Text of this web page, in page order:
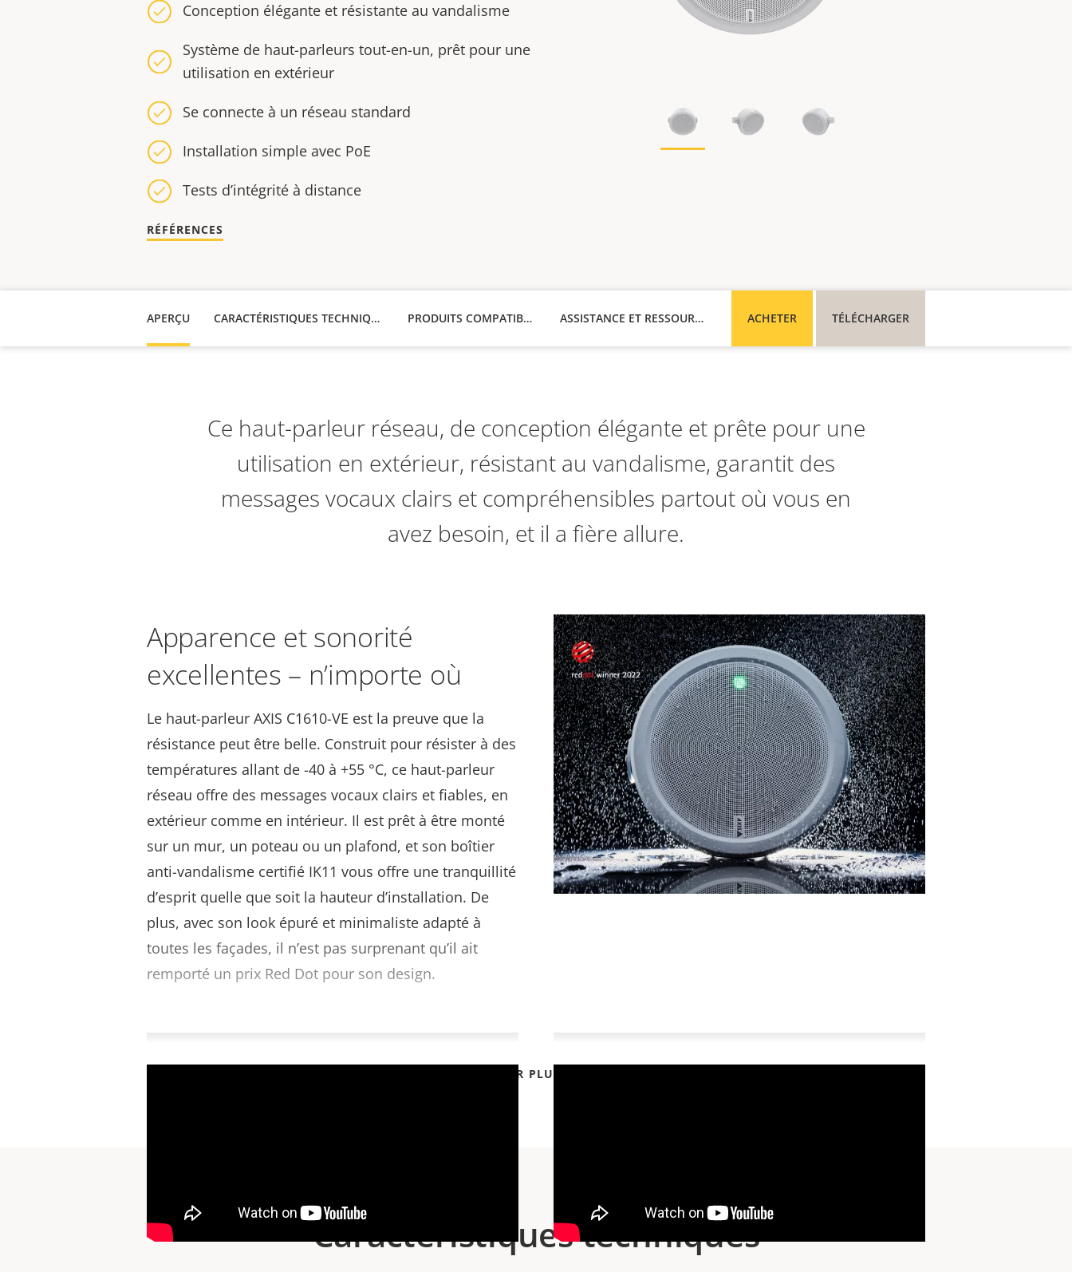
Conception élégante et résistante au vandalisme
Système de haut-parleurs tout-en-un, prêt pour une
utilisation en extérieur
Se connecte à un réseau standard
Installation simple avec PoE
Tests d’intégrité à distance
RÉFÉRENCES
APERÇU CARACTÉRISTIQUES TECHNIQUES PRODUITS COMPATIBLES ACHETER TÉLÉCHARGER
ASSISTANCE ET RESSOURCES
VOIR PLUS
Ce haut-parleur réseau, de conception élégante et prête pour une
utilisation en extérieur, résistant au vandalisme, garantit des
messages vocaux clairs et compréhensibles partout où vous en
avez besoin, et il a fière allure.
Apparence et sonorité
excellentes – n’importe où
Le haut-parleur AXIS C1610-VE est la preuve que la
résistance peut être belle. Construit pour résister à des
températures allant de -40 à +55 °C, ce haut-parleur
réseau offre des messages vocaux clairs et fiables, en
extérieur comme en intérieur. Il est prêt à être monté
sur un mur, un poteau ou un plafond, et son boîtier
anti-vandalisme certifié IK11 vous offre une tranquillité
d’esprit quelle que soit la hauteur d’installation. De
plus, avec son look épuré et minimaliste adapté à
toutes les façades, il n’est pas surprenant qu’il ait
remporté un prix Red Dot pour son design.
Caractéristiques techniques